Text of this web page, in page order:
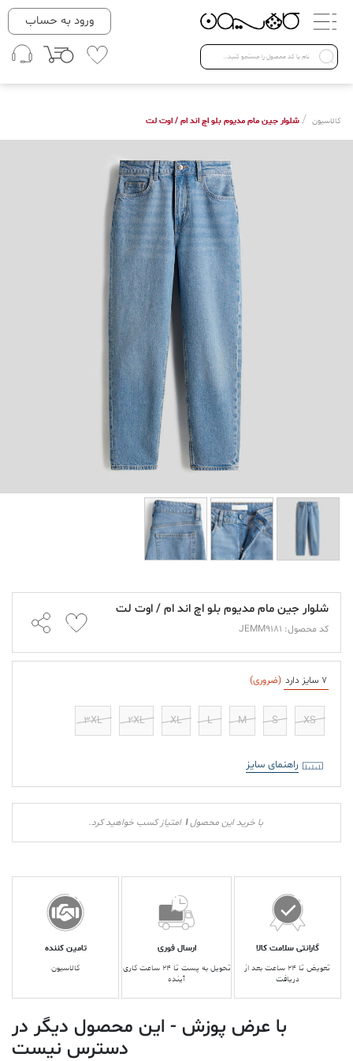
دسته بندی ها
Open submenu ( لباس زنانه )
لباس زنانه
لباس مردانه
ورود به حساب
کالاسیون / شلوار جین مام مدیوم بلو اچ اند ام / اوت لت
شلوار جین مام مدیوم بلو اچ اند ام / اوت لت
کد محصول: JEMM9181
7 سایز دارد (ضروری)
XS
S
M
L
XL
2XL
3XL
راهنمای سایز
با خرید این محصول1 امتیاز کسب خواهید کرد.
گارانتی سلامت کالا
تعویض تا ۲۴ ساعت بعد از
دریافت
ارسال فوری
تحویل به پست تا ۲۴ ساعت کاری
آینده
تامین کننده
کالاسیون
با عرض پوزش - این محصول دیگر در
دسترس نیست